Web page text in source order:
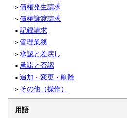
債権発生請求
債権譲渡請求
記録請求
管理業務
承認と差戻し
承諾と否認
追加・変更・削除
その他（操作）
用語